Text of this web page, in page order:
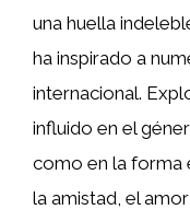
una huella
ha inspirado a
internacional.
influido en el
como en la forma
la amistad, el